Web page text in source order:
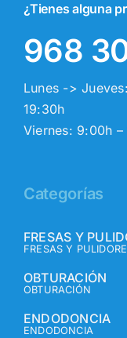
¿Tienes alguna
968
Lunes ->
19:30h
Viernes: 9:00h –
Categorías
FRESAS Y
FRESAS Y
OBTURACIÓN
OBTURACIÓN
ENDODONCIA
ENDODONCIA